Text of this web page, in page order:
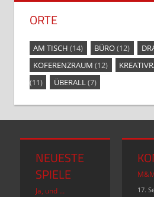
ORTE
AM TISCH (14) BÜRO(12)
KOFERENZRAUM (12)
(11)
ÜBERALL(7)
NEUESTE
SPIELE
Ja, und … 17.